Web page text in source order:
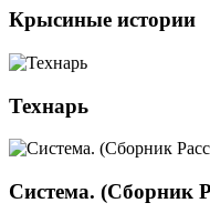
Крысиные истории
Технарь
Система. (Сборник